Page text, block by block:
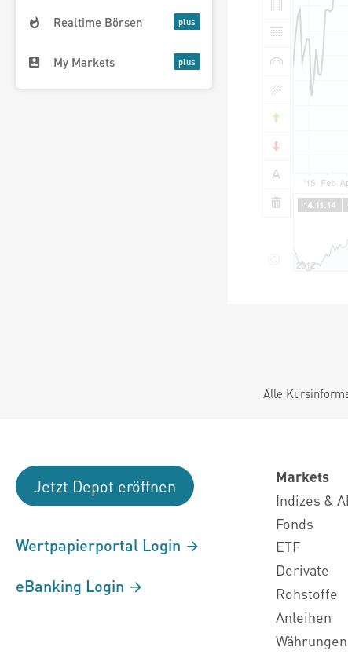
Realtime Börsen
My Markets
Alle
Jetzt Depot eröffnen
Wertpapierportal Login
eBanking Login
Markets
Indizes &
Fonds
ETF
Derivate
Rohstoffe
Anleihen